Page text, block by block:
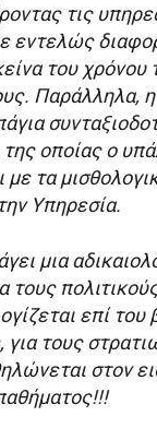
τις
εντελώς
του χρόνου
Παράλληλα, η
οποίας ο
με τα
Υπηρεσία.
μια
τους
επί του
για τους
στον